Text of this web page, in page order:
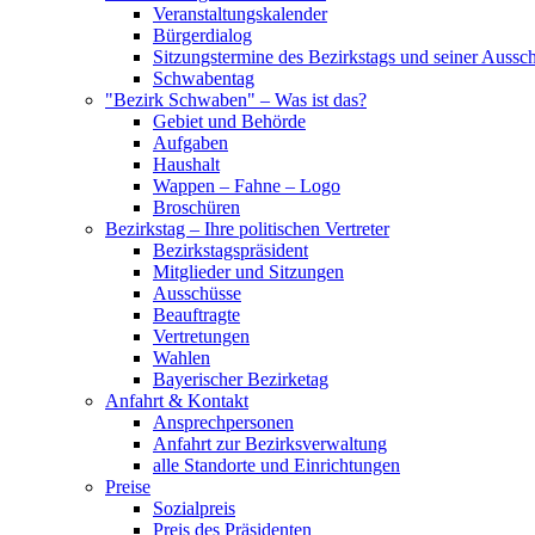
Veranstaltungskalender
Bürgerdialog
Sitzungstermine des Bezirkstags und seiner
Schwabentag
"Bezirk Schwaben" – Was ist das?
Gebiet und Behörde
Aufgaben
Haushalt
Wappen – Fahne – Logo
Broschüren
Bezirkstag – Ihre politischen Vertreter
Bezirkstagspräsident
Mitglieder und Sitzungen
Ausschüsse
Beauftragte
Vertretungen
Wahlen
Bayerischer Bezirketag
Anfahrt & Kontakt
Ansprechpersonen
Anfahrt zur Bezirksverwaltung
alle Standorte und Einrichtungen
Preise
Sozialpreis
Preis des Präsidenten